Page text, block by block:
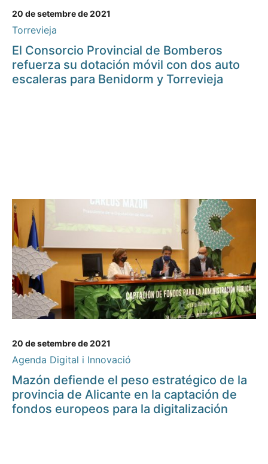
20 de setembre de 2021
Torrevieja
El Consorcio Provincial de Bomberos
refuerza su dotación móvil con dos auto
escaleras para Benidorm y Torrevieja
20 de setembre de 2021
Agenda Digital i Innovació
Mazón defiende el peso estratégico de la
provincia de Alicante en la captación de
fondos europeos para la digitalización